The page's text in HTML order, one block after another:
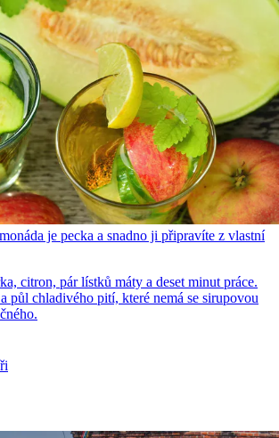
je pecka a snadno ji připravíte z vlastní
citron, pár lístků máty a deset minut práce.
půl chladivého pití, které nemá se sirupovou